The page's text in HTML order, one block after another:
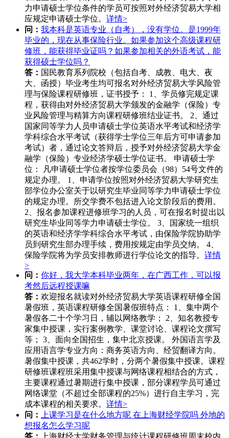
力申请硕士学位条件的学员可按照对外经济贸易大学相
应规定申请硕士学位。 详情>
问： 我本科是英语专业（自考），没有学位。是1999年
毕业的，现在从事保险行业。如果参加这个高级课程研
修班，能获得毕业证吗？如果参加相关的外语考试，能
获得硕士学位吗？
答： 国民教育系列院校（包括自考、成教、电大、夜
大、函授）毕业考生均可报名对外经济贸易大学风险管
理与保险课程研修班，证书授予： 1、学员修完规定课
程，获得由对外经济贸易大学颁发的金融学（保险）专
业风险管理与精算方向课程研修班结业证书。 2、通过
国家同等学力人员申请硕士学位英语水平考试和经济学
学科综合水平考试（获得学士学位三年后方可申请参加
考试）者，通过论文答辩后，授予对外经济贸易大学金
融学（保险）专业经济学硕士学位证书。 申请硕士学
位： 凡申请硕士学位者按学位委员会（98）54号文件的
规定办理。 1、申请学位按照对外经济贸易大学研究生
部学位办公室关于以研究生毕业同等学力申请硕士学位
的规定办理。所交学费不包括进入论文阶段后的费用。
2、报名参加课程进修班学习的人员，可在报名时提出以
研究生毕业同等学力申请硕士学位。 3、国家统一组织
的英语和经济学学科综合水平考试，由保险学院协助学
员到研究生部办理手续，费用按规定由学员交纳。 4、
保险学院将为学员安排教师进行学位论文的指导。 详情
>
问： 你好，我大学本科毕业两年，在广西工作，可以报
考然后远程授课嘛
答： 欢迎报名就读对外经济贸易大学英语课程研修全国
暑假班，英语课程研修全国暑假班特点： 1、集中两个
暑假各二十个学习日，辅以网络教学； 2、知名教授专
家集中授课，实行案例教学、课堂讨论、课程论文撰写
等； 3、面向全国招生，集中北京授课。 外国语言学及
应用语言学专业方向：商务英语方向、经贸翻译方向。
暑假集中授课，共462学时，分两个暑假集中授课。课程
研修班课程班采用集中授课与网络课程相结合的方式，
主要课程通过暑期进行集中授课，部分课程学员可通过
网络课堂（不超过全部课程的25%）进行自主学习，完
成本课程的相关要求。 详情>
问：
上课学习是在什么地方呢 在上海财经学院吗 外地的
想报名怎么学习呢
答：
上海财经大学财务管理与统计课程研修班周末校内